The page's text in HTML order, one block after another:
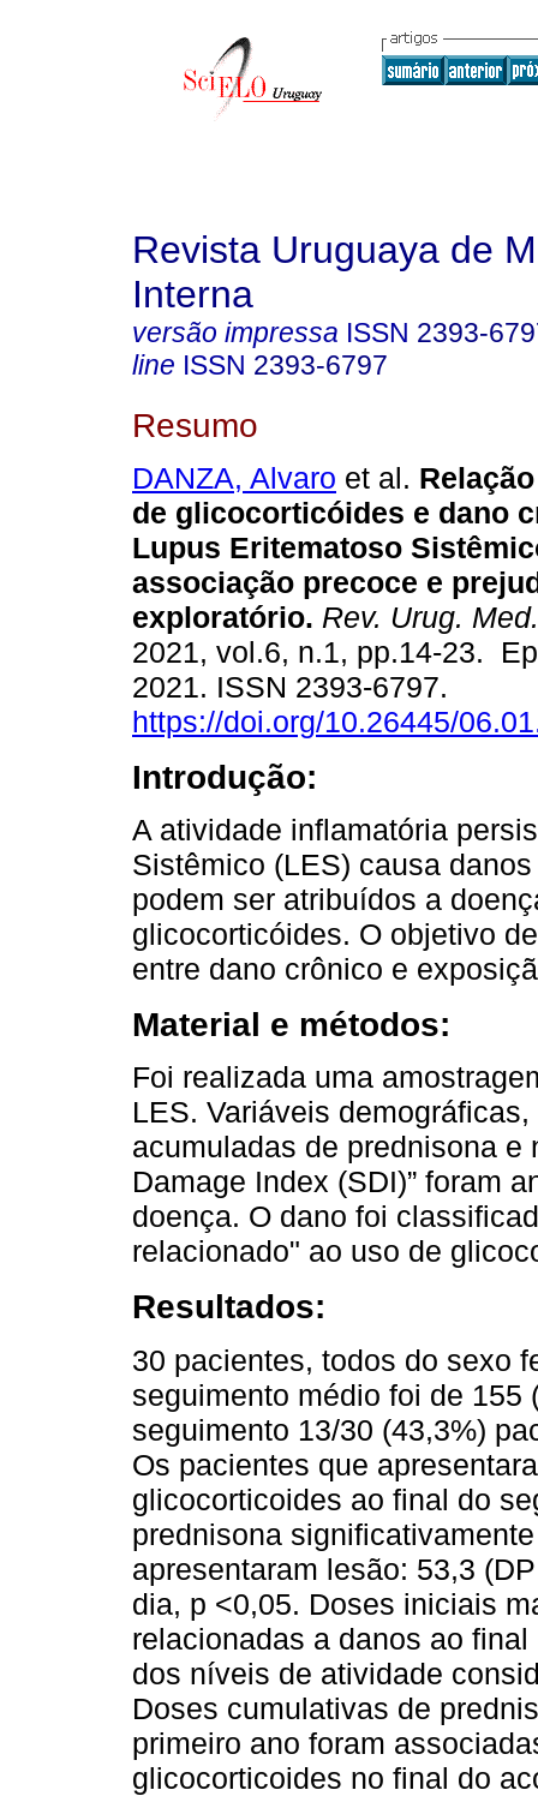
Revista Uruguaya de
Interna
versão impressa ISSN 2393-
line ISSN 2393-6797
Resumo
DANZA, Alvaro et al.
de glicocorticóides e dano
Lupus Eritematoso
associação precoce e
exploratório. Rev. Urug.
2021, vol.6, n.1, pp.14-23.
2021. ISSN 2393-6797.
https://doi.org/10.26445/
Introdução:
A atividade inflamatória
Sistêmico (LES) causa
podem ser atribuídos a
glicocorticóides. O objetivo
entre dano crônico e
Material e métodos:
Foi realizada uma
LES. Variáveis
acumuladas de prednisona e
Damage Index (SDI)” foram
doença. O dano foi
relacionado" ao uso de
Resultados:
30 pacientes, todos do sexo
seguimento médio foi de 155
seguimento 13/30 (43,3%)
Os pacientes que
glicocorticoides ao final do
prednisona
apresentaram lesão: 53,3
dia, p <0,05. Doses iniciais
relacionadas a danos ao
dos níveis de atividade
Doses cumulativas de
primeiro ano foram
glicocorticoides no final do